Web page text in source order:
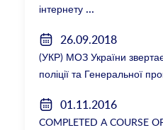
інтернету
26.09.2018
(УКР) МОЗ України
поліції та Генеральної
ректорки НМУ Катерини
01.11.2016
COMPLETED A COURSE